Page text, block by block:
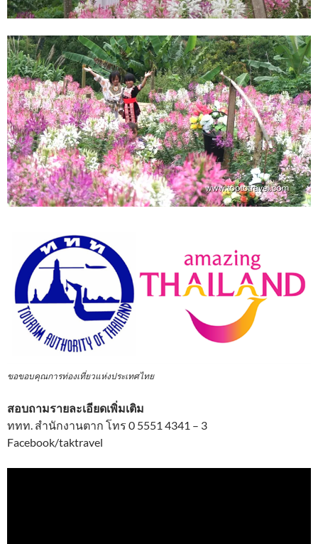
ขอขอบคุณการท่องเที่ยวแห่งประเทศไทย
สอบถามรายละเอียดเพิ่มเติม
ททท. สำนักงานตาก โทร 0 5551 4341 – 3
Facebook/taktravel